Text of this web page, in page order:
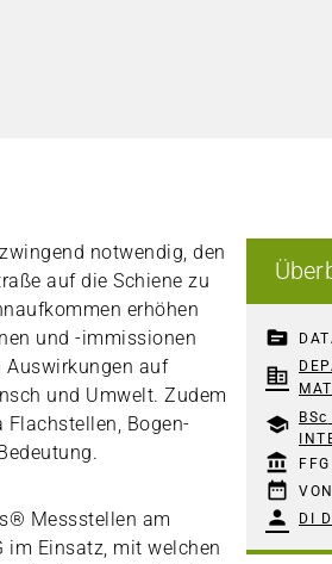
notwendig, den
auf die Schiene zu
erhöhen
und -immissionen
Auswirkungen auf
und Umwelt. Zudem
Bogen-
Messstellen am
im Einsatz, mit welchen
topic
corporate_fare
school BSc
account_balance FFG
date_range
person DI